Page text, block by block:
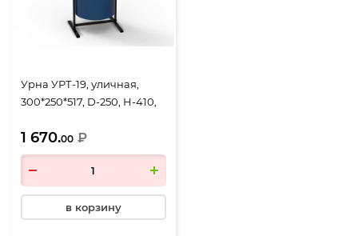
Урна УРТ-19, уличная,
300*250*517, D-250, Н-410,
1 670.00 ₽
в корзину